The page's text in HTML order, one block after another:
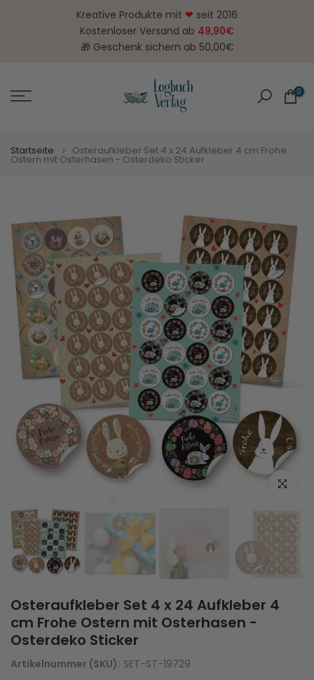
Kreative Produkte mit ❤ seit 2016
Kostenloser Versand ab 49,90€
🎁 Geschenk sichern ab 50,00€
0
Startseite Osteraufkleber Set 4 x 24 Aufkleber 4 cm Frohe
Ostern mit Osterhasen - Osterdeko Sticker
Zum
Osteraufkleber Set 4 x 24 Aufkleber 4
cm Frohe Ostern mit Osterhasen -
Osterdeko Sticker
Artikelnummer (SKU): SET-ST-19729